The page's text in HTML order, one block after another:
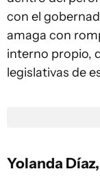
con el
amaga con
interno propio,
legislativas de
Yolanda